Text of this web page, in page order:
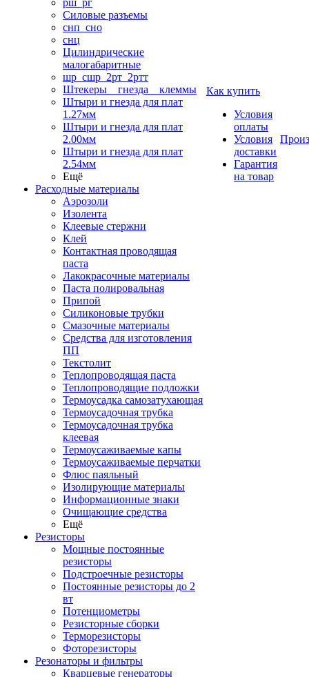
рш_рг
Силовые разъемы
снп_сно
снц
Цилиндрические
малогабаритные
шр_сшр_2рт_2ртт
Штекеры _ гнезда _ клеммы
Штыри и гнезда для плат
1.27мм
Штыри и гнезда для плат
2.00мм
Штыри и гнезда для плат
2.54мм
Ещё
Расходные материалы
Аэрозоли
Изолента
Клеевые стержни
Клей
Контактная проводящая
паста
Лакокрасочные материалы
Паста полировальная
Припой
Силиконовые трубки
Смазочные материалы
Средства для изготовления
ПП
Текстолит
Теплопроводящая паста
Теплопроводящие подложки
Термоусадка самозатухающая
Термоусадочная трубка
Термоусадочная трубка
клеевая
Термоусаживаемые капы
Термоусаживаемые перчатки
Флюс паяльный
Изолирующие материалы
Информационные знаки
Очищающие средства
Ещё
Резисторы
Мощные постоянные
резисторы
Подстроечные резисторы
Постоянные резисторы до 2
вт
Потенциометры
Резисторные сборки
Терморезисторы
Фоторезисторы
Резонаторы и фильтры
Кварцевые генераторы
Как купить
Условия
оплаты
Условия
доставки
Гарантия
на товар